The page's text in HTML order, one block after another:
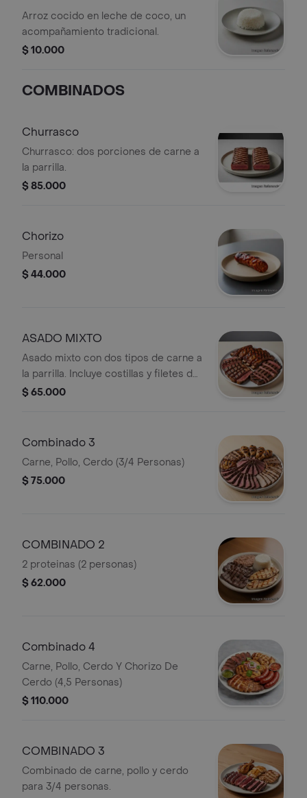
Arroz cocido en leche de coco, un
acompañamiento tradicional.
$ 10.000
COMBINADOS
Churrasco
Churrasco: dos porciones de carne a
la parrilla.
$ 85.000
Chorizo
Personal
$ 44.000
ASADO MIXTO
Asado mixto con dos tipos de carne a
la parrilla. Incluye costillas y filetes de
res.
$ 65.000
Combinado 3
Carne, Pollo, Cerdo (3/4 Personas)
$ 75.000
COMBINADO 2
2 proteinas (2 personas)
$ 62.000
Combinado 4
Carne, Pollo, Cerdo Y Chorizo De
Cerdo (4,5 Personas)
$ 110.000
COMBINADO 3
Combinado de carne, pollo y cerdo
para 3/4 personas.